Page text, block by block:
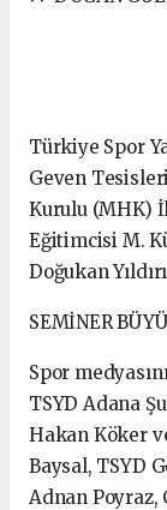
Türkiye Spor
Geven
Kurulu (MHK)
Eğitimcisi M.
Doğukan
SEMİNER
Spor
TSYD Adana
Hakan Köker
Baysal, TSYD
Adnan Poyraz,